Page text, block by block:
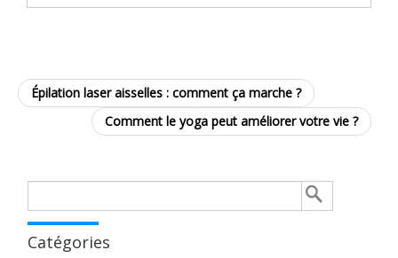
Épilation laser aisselles : comment ça marche ?
Comment le yoga peut améliorer votre vie ?
Catégories